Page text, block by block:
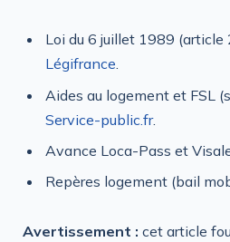
Loi du 6 juillet 1989 (article
Légifrance.
Aides au logement et FSL
Service-public.fr.
Avance Loca-Pass et
Repères logement (bail
Avertissement : cet article